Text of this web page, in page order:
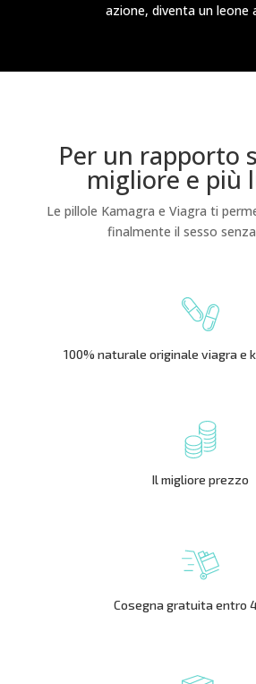
azione, diventa un leone
Per un rapporto
migliore e più
Le pillole Kamagra e Viagra ti
finalmente il sesso
100% naturale originale viagra e
Il migliore prezzo
Cosegna gratuita entro